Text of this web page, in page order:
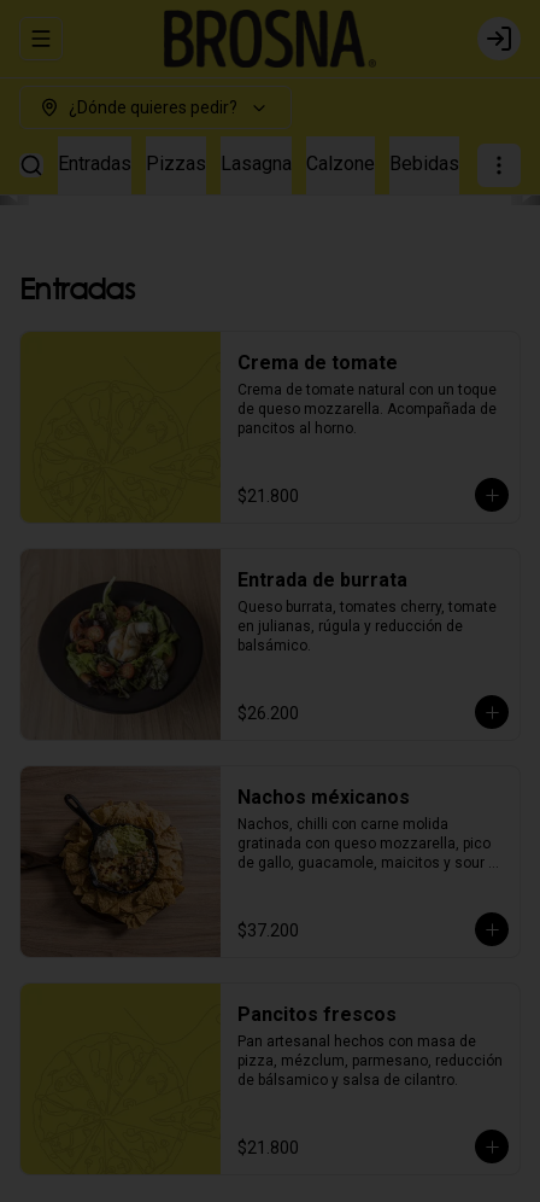
Abrir menu de navegación Login
¿Dónde quieres pedir?
Entradas Pizzas Lasagna Calzone Bebidas
Entradas
Crema de tomate
Crema de tomate natural con un toque
de queso mozzarella. Acompañada de
pancitos al horno.
$21.800
Entrada de burrata
Queso burrata, tomates cherry, tomate
en julianas, rúgula y reducción de
balsámico.
$26.200
Nachos méxicanos
Nachos, chilli con carne molida
gratinada con queso mozzarella, pico
de gallo, guacamole, maicitos y sour
$37.200
Pancitos frescos
Pan artesanal hechos con masa de
pizza, mézclum, parmesano, reducción
de bálsamico y salsa de cilantro.
$21.800